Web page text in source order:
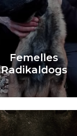
Femelles
Radikaldogs
Learn More
Femelles
Radikaldogs
Saber Més